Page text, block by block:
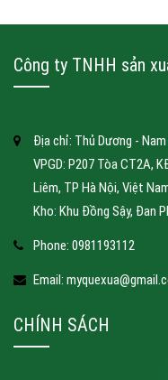
Công ty TNHH sản
Địa chỉ: Thủ Dương -
VPGD: P207 Tòa CT2A,
Liêm, TP Hà Nội, Việt
Kho: Khu Đồng Sậy, Đan
Phone: 0981193112
Email:
CHÍNH SÁCH